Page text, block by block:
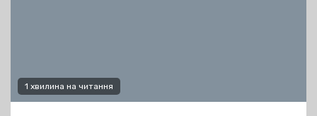
1 хвилина на читання